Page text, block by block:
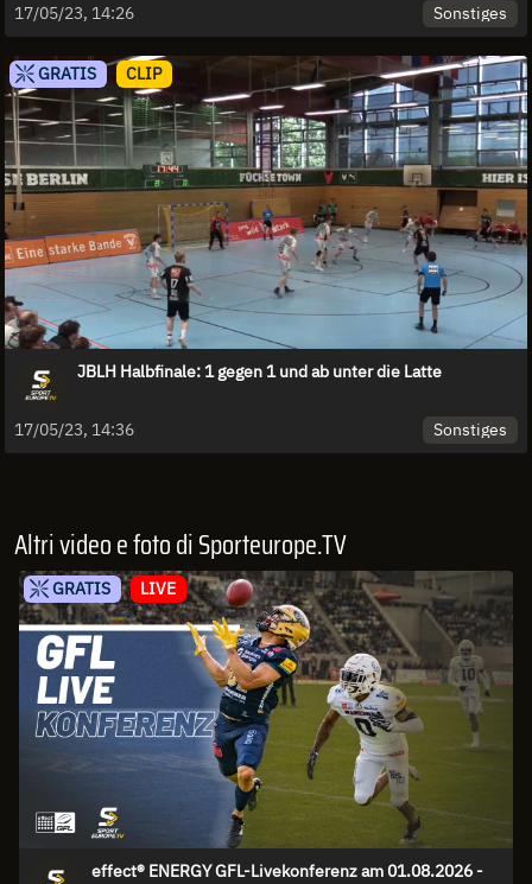
17/05/23, 14:26
Sonstiges
GRATIS CLIP
JBLH Halbfinale: 1 gegen 1 und ab unter die Latte
17/05/23, 14:36 Sonstiges
Altri video e foto di Sporteurope.TV
GRATIS LIVE
effect® ENERGY GFL-Livekonferenz am 01.08.2026 -